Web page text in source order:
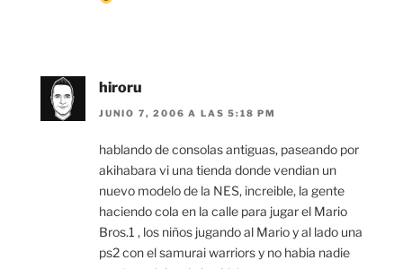
hiroru
JUNIO 7, 2006 A LAS 5:18 PM
hablando de consolas antiguas, paseando por
akihabara vi una tienda donde vendian un
nuevo modelo de la NES, increible, la gente
haciendo cola en la calle para jugar el Mario
Bros.1 , los niños jugando al Mario y al lado una
ps2 con el samurai warriors y no habia nadie